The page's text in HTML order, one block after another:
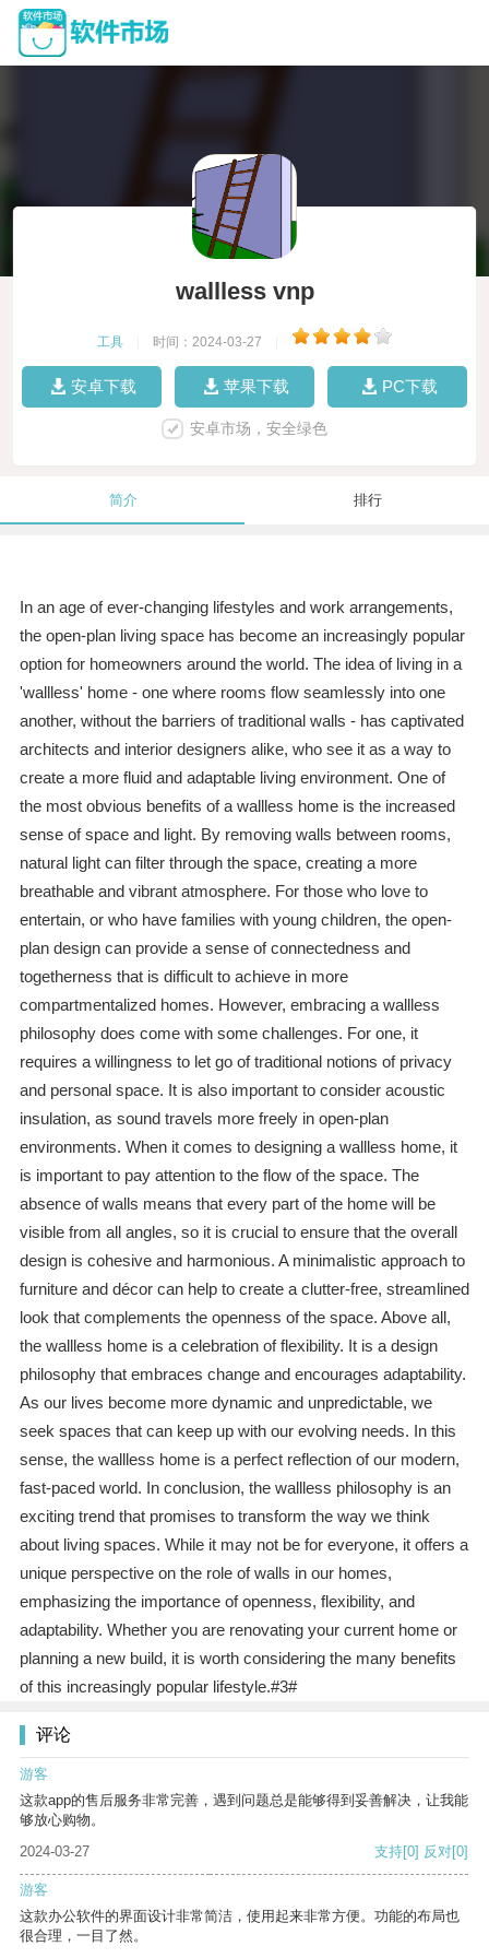
wallless vnp
工具 时间：2024-03-27
安卓下载 苹果下载 PC下载
安卓市场，安全绿色
简介 排行
In an age of ever-changing lifestyles and work arrangements,
the open-plan living space has become an increasingly popular
option for homeowners around the world. The idea of living in a
'wallless' home - one where rooms flow seamlessly into one
another, without the barriers of traditional walls - has captivated
architects and interior designers alike, who see it as a way to
create a more fluid and adaptable living environment. One of
the most obvious benefits of a wallless home is the increased
sense of space and light. By removing walls between rooms,
natural light can filter through the space, creating a more
breathable and vibrant atmosphere. For those who love to
entertain, or who have families with young children, the open-
plan design can provide a sense of connectedness and
togetherness that is difficult to achieve in more
compartmentalized homes. However, embracing a wallless
philosophy does come with some challenges. For one, it
requires a willingness to let go of traditional notions of privacy
and personal space. It is also important to consider acoustic
insulation, as sound travels more freely in open-plan
environments. When it comes to designing a wallless home, it
is important to pay attention to the flow of the space. The
absence of walls means that every part of the home will be
visible from all angles, so it is crucial to ensure that the overall
design is cohesive and harmonious. A minimalistic approach to
furniture and décor can help to create a clutter-free, streamlined
look that complements the openness of the space. Above all,
the wallless home is a celebration of flexibility. It is a design
philosophy that embraces change and encourages adaptability.
As our lives become more dynamic and unpredictable, we
seek spaces that can keep up with our evolving needs. In this
sense, the wallless home is a perfect reflection of our modern,
fast-paced world. In conclusion, the wallless philosophy is an
exciting trend that promises to transform the way we think
about living spaces. While it may not be for everyone, it offers a
unique perspective on the role of walls in our homes,
emphasizing the importance of openness, flexibility, and
adaptability. Whether you are renovating your current home or
planning a new build, it is worth considering the many benefits
of this increasingly popular lifestyle.#3#
评论
游客
这款app的售后服务非常完善，遇到问题总是能够得到妥善解决，让我能
够放心购物。
2024-03-27
支持[0] 反对[0]
游客
这款办公软件的界面设计非常简洁，使用起来非常方便。功能的布局也
很合理，一目了然。